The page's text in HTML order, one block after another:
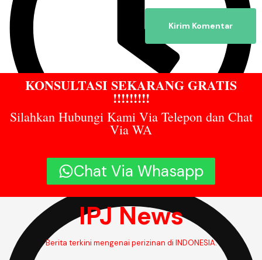
KONSULTASI SEKARANG GRATIS
!!!!!!!!!
Silahkan Hubungi Kami Via Telepon dan Chat
Via WA
Chat Via Whasapp
IPJ News
Berita terkini mengenai perizinan di INDONESIA.